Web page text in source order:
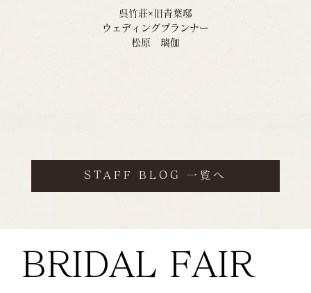
呉竹荘×旧青葉邸
ウェディングプランナー
松原　璃伽
STAFF BLOG 一覧へ
BRIDAL FAIR